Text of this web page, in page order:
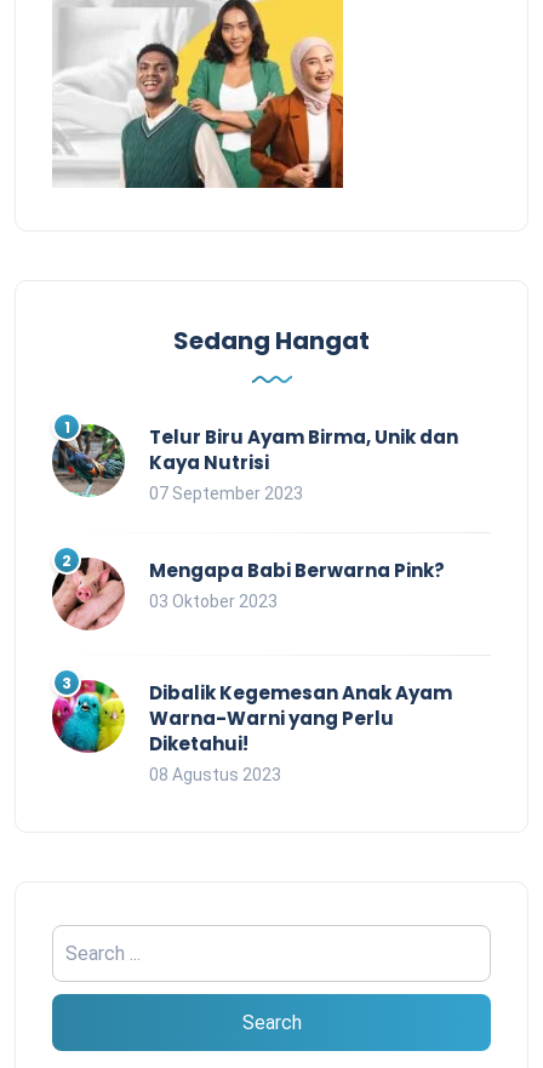
Sedang Hangat
Telur Biru Ayam Birma, Unik dan
Kaya Nutrisi
07 September 2023
Mengapa Babi Berwarna Pink?
03 Oktober 2023
Dibalik Kegemesan Anak Ayam
Warna-Warni yang Perlu
Diketahui!
08 Agustus 2023